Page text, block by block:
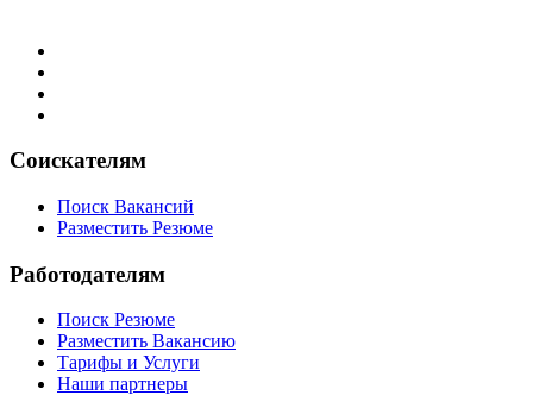
Соискателям
Поиск Вакансий
Разместить Резюме
Работодателям
Поиск Резюме
Разместить Вакансию
Тарифы и Услуги
Наши партнеры